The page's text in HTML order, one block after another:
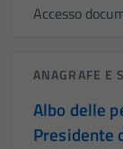
Accesso
ANAGRAFE E
Albo delle
Presidente